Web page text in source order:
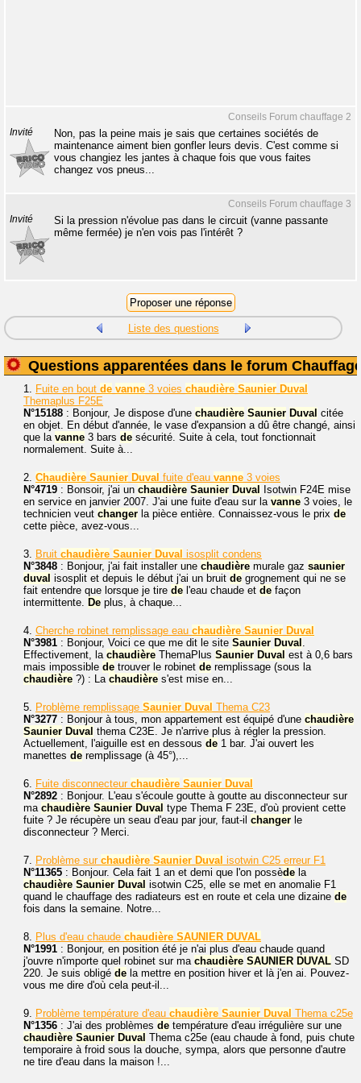
Conseils Forum chauffage 2
Invité
Non, pas la peine mais je sais que certaines sociétés de
maintenance aiment bien gonfler leurs devis. C'est comme si
vous changiez les jantes à chaque fois que vous faites
changez vos pneus...
Conseils Forum chauffage 3
Invité
Si la pression n'évolue pas dans le circuit (vanne passante
même fermée) je n'en vois pas l'intérêt ?
Liste des questions
Questions apparentées dans le forum
1. Fuite en bout de vanne 3 voies chaudière Saunier Duval
Themaplus F25E
N°15188 : Bonjour, Je dispose d'une chaudière Saunier Duval citée
en objet. En début d'année, le vase d'expansion a dû être changé, ainsi
que la vanne 3 bars de sécurité. Suite à cela, tout fonctionnait
normalement. Suite à...
2. Chaudière Saunier Duval fuite d'eau vanne 3 voies
N°4719 : Bonsoir, j'ai un chaudière Saunier Duval
Isotwin F24E mise
en service en janvier 2007. J'ai une fuite d'eau sur la vanne 3 voies, le
technicien veut changer la pièce entière. Connaissez-vous le prix de
cette pièce, avez-vous...
3. Bruit chaudière Saunier Duval isosplit condens
N°3848 : Bonjour, j'ai fait installer une chaudière murale gaz saunier
duval isosplit et depuis le début j'ai un bruit de grognement qui ne se
fait entendre que lorsque je tire de l'eau chaude et de façon
intermittente. De plus, à chaque...
4. Cherche robinet remplissage eau chaudière Saunier Duval
N°3981 : Bonjour, Voici ce que me dit le site Saunier Duval .
Effectivement, la chaudière ThemaPlus Saunier Duval est à 0,6 bars
mais impossible de trouver le robinet de remplissage (sous la
chaudière ?) : La chaudière s'est mise en...
5. Problème remplissage Saunier Duval Thema C23
N°3277 : Bonjour à tous, mon appartement est équipé d'une chaudière
Saunier Duval thema C23E. Je n'arrive plus à régler la pression.
Actuellement, l'aiguille est en dessous de 1 bar. J'ai ouvert les
manettes de remplissage (à 45°),...
6. Fuite disconnecteur chaudière Saunier Duval
N°2892 : Bonjour. L'eau s'écoule goutte à goutte au disconnecteur sur
ma chaudière Saunier Duval type Thema F 23E, d'où provient cette
fuite ? Je récupère un seau d'eau par jour, faut-il changer le
disconnecteur ? Merci.
7. Problème sur chaudière Saunier Duval isotwin C25 erreur F1
N°11365 : Bonjour. Cela fait 1 an et demi que l'on possède la
chaudière Saunier Duval isotwin C25, elle se met en anomalie F1
quand le chauffage des radiateurs est en route et cela une dizaine de
fois dans la semaine. Notre...
8. Plus d'eau chaude chaudière SAUNIER DUVAL
N°1991 : Bonjour, en position été je n'ai plus d'eau chaude quand
j'ouvre n'importe quel robinet sur ma chaudière SAUNIER DUVAL SD
220. Je suis obligé de la mettre en position hiver et là j'en ai. Pouvez-
vous me dire d'où cela peut-il...
9. Problème température d'eau chaudière Saunier Duval Thema c25e
N°1356 : J'ai des problèmes de température d'eau irrégulière sur une
chaudière Saunier Duval Thema c25e (eau chaude à fond, puis chute
temporaire à froid sous la douche, sympa, alors que personne d'autre
ne tire d'eau dans la maison !...